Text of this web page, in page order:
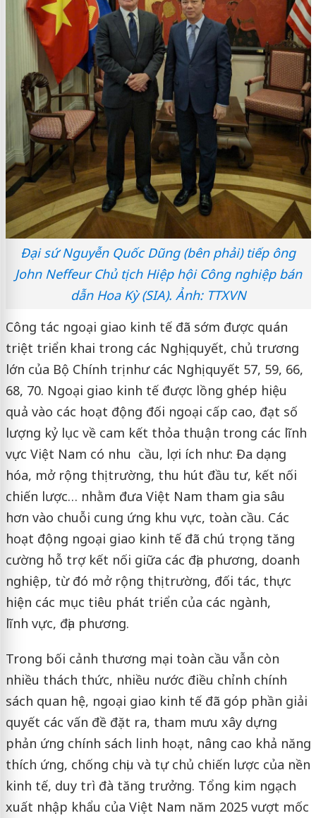
Đại sứ Nguyễn Quốc Dũng (bên phải) tiếp ông
John Neffeur Chủ tịch Hiệp hội Công nghiệp bán
dẫn Hoa Kỳ (SIA). Ảnh: TTXVN
Công tác ngoại giao kinh tế đã sớm được quán
triệt triển khai trong các Nghị quyết, chủ trương
lớn của Bộ Chính trị như các Nghị quyết 57, 59, 66,
68, 70. Ngoại giao kinh tế được lồng ghép hiệu
quả vào các hoạt động đối ngoại cấp cao, đạt số
lượng kỷ lục về cam kết thỏa thuận trong các lĩnh
vực Việt Nam có nhu cầu, lợi ích như: Đa dạng
hóa, mở rộng thị trường, thu hút đầu tư, kết nối
chiến lược… nhằm đưa Việt Nam tham gia sâu
hơn vào chuỗi cung ứng khu vực, toàn cầu. Các
hoạt động ngoại giao kinh tế đã chú trọng tăng
cường hỗ trợ kết nối giữa các địa phương, doanh
nghiệp, từ đó mở rộng thị trường, đối tác, thực
hiện các mục tiêu phát triển của các ngành,
lĩnh vực, địa phương.
Trong bối cảnh thương mại toàn cầu vẫn còn
nhiều thách thức, nhiều nước điều chỉnh chính
sách quan hệ, ngoại giao kinh tế đã góp phần giải
quyết các vấn đề đặt ra, tham mưu xây dựng
phản ứng chính sách linh hoạt, nâng cao khả năng
thích ứng, chống chịu và tự chủ chiến lược của nền
kinh tế, duy trì đà tăng trưởng. Tổng kim ngạch
xuất nhập khẩu của Việt Nam năm 2025 vượt mốc